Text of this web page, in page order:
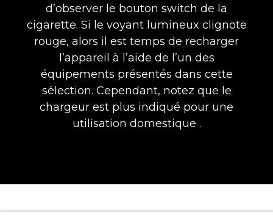
d’observer le bouton switch de la
cigarette. Si le voyant lumineux clignote
rouge, alors il est temps de recharger
l’appareil à l’aide de l’un des
équipements présentés dans cette
sélection. Cependant, notez que le
chargeur est plus indiqué pour une
utilisation domestique .